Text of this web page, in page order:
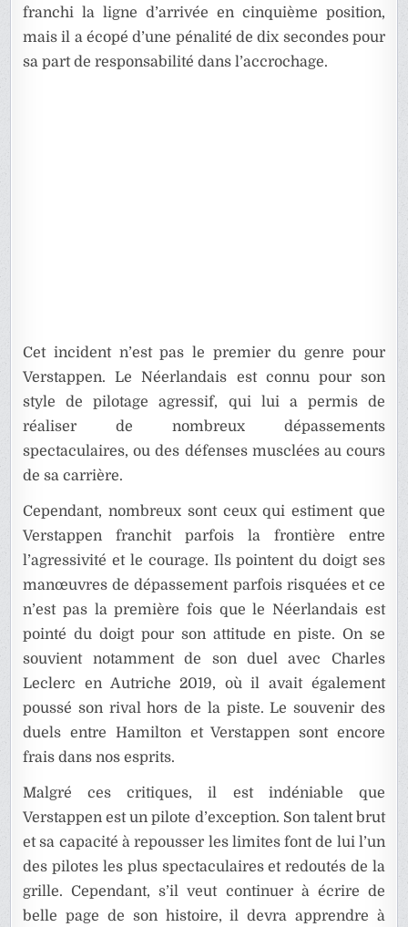
franchi la ligne d’arrivée en cinquième position,
mais il a écopé d’une pénalité de dix secondes pour
sa part de responsabilité dans l’accrochage.
Cet incident n’est pas le premier du genre pour
Verstappen. Le Néerlandais est connu pour son
style de pilotage agressif, qui lui a permis de
réaliser de nombreux dépassements
spectaculaires, ou des défenses musclées au cours
de sa carrière.
Cependant, nombreux sont ceux qui estiment que
Verstappen franchit parfois la frontière entre
l’agressivité et le courage. Ils pointent du doigt ses
manœuvres de dépassement parfois risquées et ce
n’est pas la première fois que le Néerlandais est
pointé du doigt pour son attitude en piste. On se
souvient notamment de son duel avec Charles
Leclerc en Autriche 2019, où il avait également
poussé son rival hors de la piste. Le souvenir des
duels entre Hamilton et Verstappen sont encore
frais dans nos esprits.
Malgré ces critiques, il est indéniable que
Verstappen est un pilote d’exception. Son talent brut
et sa capacité à repousser les limites font de lui l’un
des pilotes les plus spectaculaires et redoutés de la
grille. Cependant, s’il veut continuer à écrire de
belle page de son histoire, il devra apprendre à